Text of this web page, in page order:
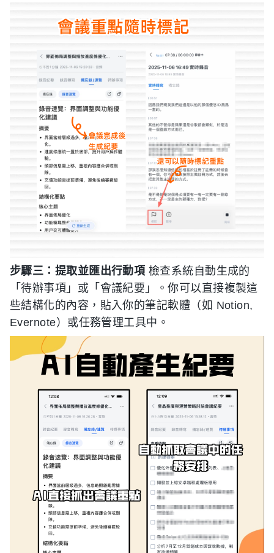
步驟三：提取並匯出行動項 檢查系統自動生成的
「待辦事項」或「會議紀要」。你可以直接複製這
些結構化的內容，貼入你的筆記軟體（如 Notion,
Evernote）或任務管理工具中。